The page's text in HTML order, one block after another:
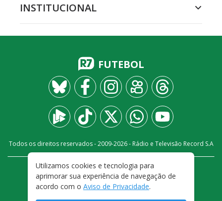
INSTITUCIONAL
FUTEBOL
Todos os direitos reservados - 2009-2026- Rádio e Televisão Record S.A
FALE CONOSCO
PRIVACIDADE
TERMOS E CONDIÇÕES DE USO
Utilizamos cookies e tecnologia para
aprimorar sua experiência de navegação de
acordo com o Aviso de Privacidade.